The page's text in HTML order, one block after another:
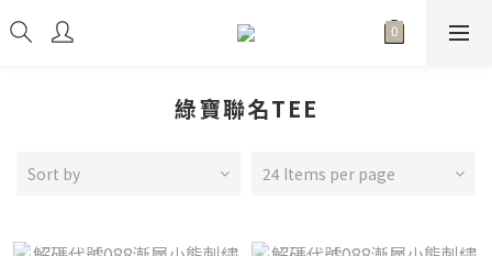
綠寶聯名TEE
Sort by 24 Items per page